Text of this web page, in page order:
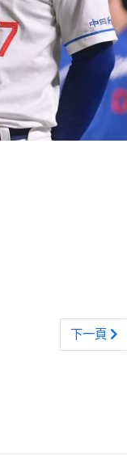
下一篇文
下一頁